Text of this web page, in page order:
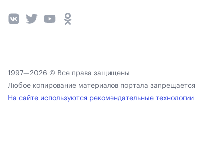
1997—2026 © Все права защищены
Любое копирование материалов портала запрещается
На сайте используются рекомендательные технологии